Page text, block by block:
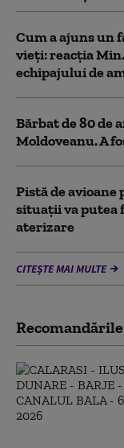
Cum a ajuns un
vieți: reacția
echipajului de
Bărbat de 80 de
Moldoveanu. A
Pistă de avioane
situații va putea
aterizare
CITEȘTE MAI MULTE